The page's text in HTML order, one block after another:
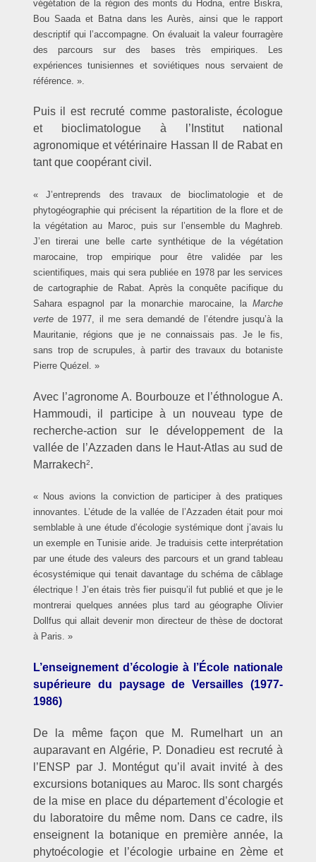
végétation de la région des monts du Hodna, entre Biskra,
Bou Saada et Batna dans les Aurès, ainsi que le rapport
descriptif qui l’accompagne. On évaluait la valeur fourragère
des parcours sur des bases très empiriques. Les
expériences tunisiennes et soviétiques nous servaient de
référence. ».
Puis il est recruté comme pastoraliste, écologue
et bioclimatologue à l’Institut national
agronomique et vétérinaire Hassan II de Rabat en
tant que coopérant civil.
« J’entreprends des travaux de bioclimatologie et de
phytogéographie qui précisent la répartition de la flore et de
la végétation au Maroc, puis sur l’ensemble du Maghreb.
J’en tirerai une belle carte synthétique de la végétation
marocaine, trop empirique pour être validée par les
scientifiques, mais qui sera publiée en 1978 par les services
de cartographie de Rabat. Après la conquête pacifique du
Sahara espagnol par la monarchie marocaine, laMarche
vertede 1977, il me sera demandé de l’étendre jusqu’à la
Mauritanie, régions que je ne connaissais pas. Je le fis,
sans trop de scrupules, à partir des travaux du botaniste
Pierre Quézel. »
Avec l’agronome A. Bourbouze et l’éthnologue A.
Hammoudi, il participe à un nouveau type de
recherche-action sur le développement de la
vallée de l’Azzaden dans le Haut-Atlas au sud de
Marrakech2.
« Nous avions la conviction de participer à des pratiques
innovantes. L’étude de la vallée de l’Azzaden était pour moi
semblable à une étude d’écologie systémique dont j’avais lu
un exemple en Tunisie aride. Je traduisis cette interprétation
par une étude des valeurs des parcours et un grand tableau
écosystémique qui tenait davantage du schéma de câblage
électrique ! J’en étais très fier puisqu’il fut publié et que je le
montrerai quelques années plus tard au géographe Olivier
Dollfus qui allait devenir mon directeur de thèse de doctorat
à Paris. »
L’enseignement d’écologie à l’École nationale
supérieure du paysage de Versailles (1977-
1986)
De la même façon que M. Rumelhart un an
auparavant en Algérie, P. Donadieu est recruté à
l’ENSP par J. Montégut qu’il avait invité à des
excursions botaniques au Maroc. Ils sont chargés
de la mise en place du département d’écologie et
du laboratoire du même nom. Dans ce cadre, ils
enseignent la botanique en première année, la
phytoécologie et l’écologie urbaine en 2ème et